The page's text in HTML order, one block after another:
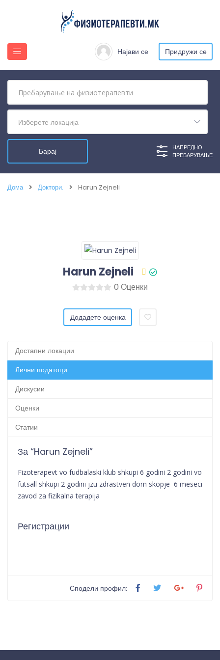
Најави се Придружи се
Изберете локација
НАПРЕДНО
ПРЕБАРУВАЊЕ
Дома Доктори. Harun Zejneli
Harun Zejneli
0 Оценки
Додадете оценка
Достапни локации
Лични податоци
Дискусии
Оценки
Статии
За “Harun Zejneli”
Fizoterapevt vo fudbalaski klub shkupi 6 godini 2 godini vo
futsall shkupi 2 godini jzu zdrastven dom skopje 6 meseci
zavod za fizikalna terapija
Регистрации
Сподели профил: